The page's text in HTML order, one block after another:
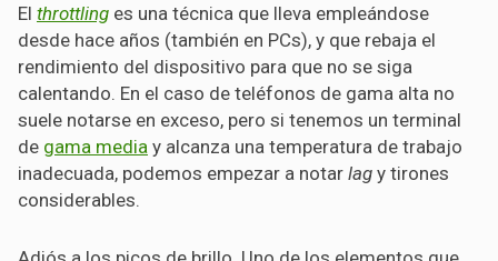
El throttling es una técnica que lleva empleándose
desde hace años (también en PCs), y que rebaja el
rendimiento del dispositivo para que no se siga
calentando. En el caso de teléfonos de gama alta no
suele notarse en exceso, pero si tenemos un terminal
de gama media y alcanza una temperatura de trabajo
inadecuada, podemos empezar a notar lag y tirones
considerables.